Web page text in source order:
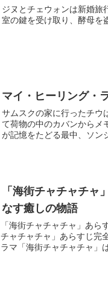
ジヌとチェウォンは新婚旅
室の鍵を受け取り、酵母を
マイ・ヒーリング・
サムスクの家に行ったチウ
て荷物の中のカバンからメ
が記憶をたどる最中、ソン
「海街チャチャチャ
なす癒しの物語
「海街チャチャチャ」あ
チャチャチャ」あらすじ完
ラマ「海街チャチャチャ」